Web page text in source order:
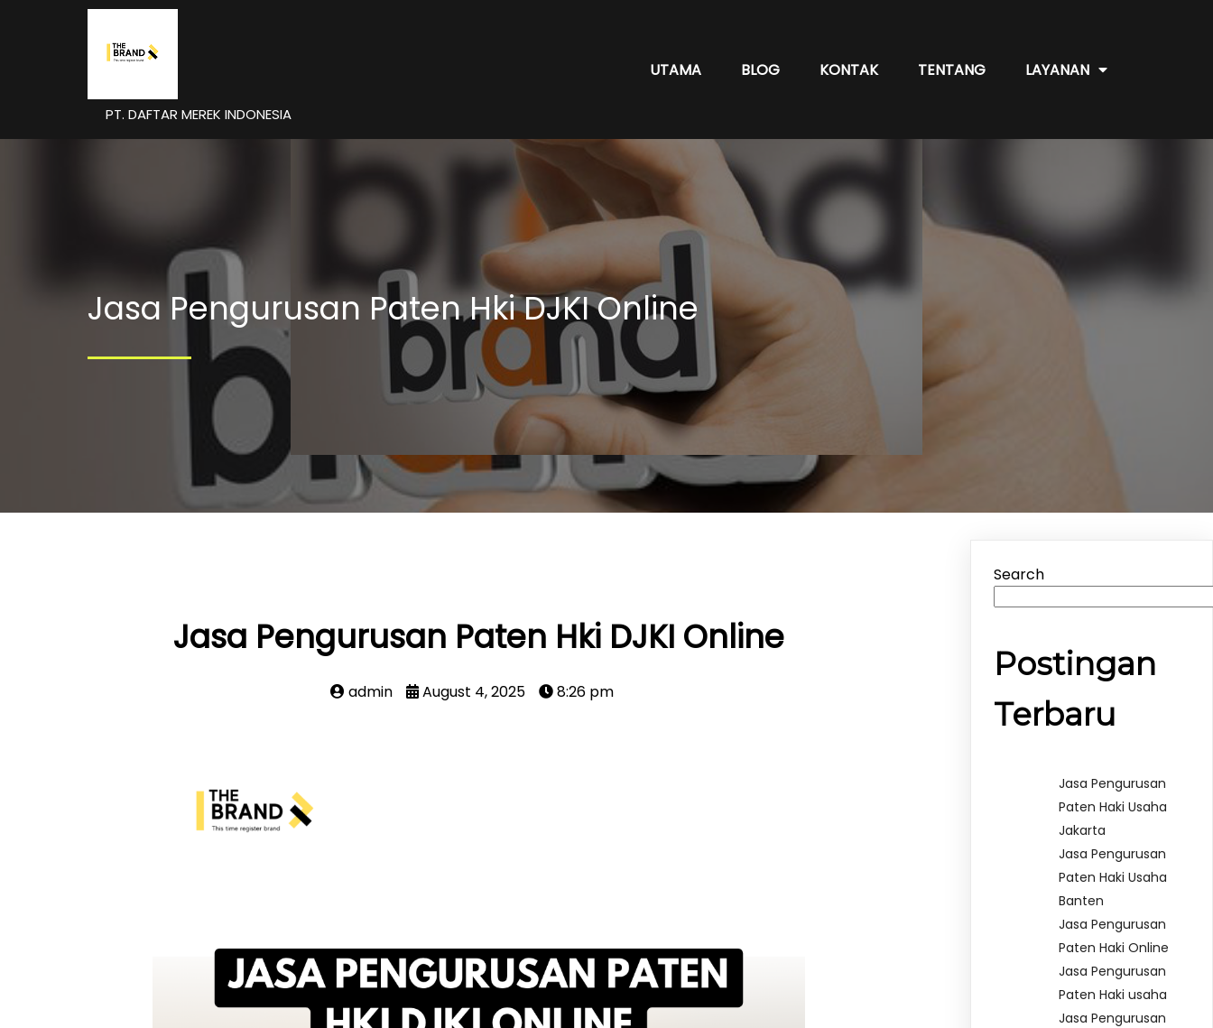
PT. DAFTAR MEREK INDONESIA
UTAMA BLOG KONTAK TENTANG LAYANAN
Jasa Pengurusan Paten Hki DJKI Online
Jasa Pengurusan Paten Hki DJKI Online
admin August 4, 2025 8:26 pm
Search
Postingan
Terbaru
Jasa Pengurusan
Paten Haki Usaha
Jakarta
Jasa Pengurusan
Paten Haki Usaha
Banten
Jasa Pengurusan
Paten Haki Online
Jasa Pengurusan
Paten Haki usaha
Jasa Pengurusan